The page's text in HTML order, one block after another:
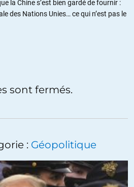
la Chine s’est bien gardé de fournir :
des Nations Unies… ce qui n’est pas le
sont fermés.
: Géopolitique